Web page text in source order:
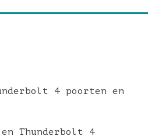
4 poorten en
Thunderbolt 4